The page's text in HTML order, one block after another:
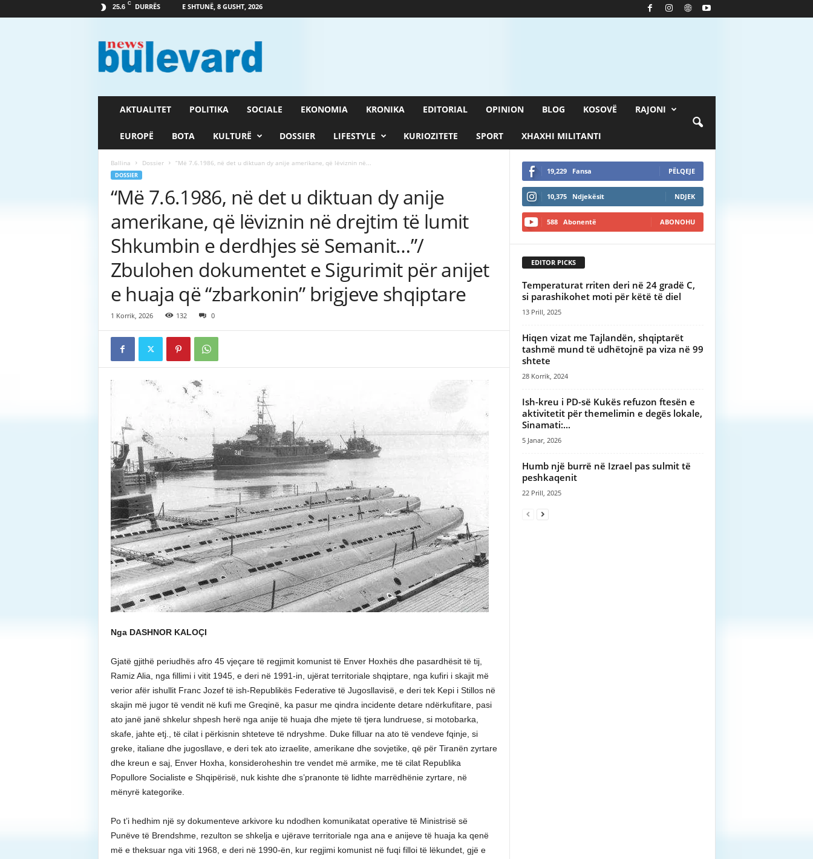
25.6 C DURRËS E SHTUNË, 8 GUSHT, 2026
a
AKTUALITET POLITIKA SOCIALE EKONOMIA KRONIKA EDITORIAL OPINION BLOG KOSOVË RAJONI
EUROPË BOTA KULTURË DOSSIER LIFESTYLE KURIOZITETE SPORT XHAXHI MILITANTI
Ballina Dossier “Më 7.6.1986, në det u diktuan dy anije amerikane, që lëviznin në...
DOSSIER
“Më 7.6.1986, në det u diktuan dy anije
amerikane, që lëviznin në drejtim të lumit
Shkumbin e derdhjes së Semanit…”/
Zbulohen dokumentet e Sigurimit për anijet
e huaja që “zbarkonin” brigjeve shqiptare
1 Korrik, 2026 132 0
Nga DASHNOR KALOÇI
Gjatë gjithë periudhës afro 45 vjeçare të regjimit komunist të Enver Hoxhës dhe pasardhësit të tij,
Ramiz Alia, nga fillimi i vitit 1945, e deri në 1991-in, ujërat territoriale shqiptare, nga kufiri i skajit më
verior afër ishullit Franc Jozef të ish-Republikës Federative të Jugosllavisë, e deri tek Kepi i Stillos në
skajin më jugor të vendit në kufi me Greqinë, ka pasur me qindra incidente detare ndërkufitare, pasi
ato janë janë shkelur shpesh herë nga anije të huaja dhe mjete të tjera lundruese, si motobarka,
skafe, jahte etj., të cilat i përkisnin shteteve të ndryshme. Duke filluar na ato të vendeve fqinje, si
greke, italiane dhe jugosllave, e deri tek ato izraelite, amerikane dhe sovjetike, që për Tiranën zyrtare
dhe kreun e saj, Enver Hoxha, konsideroheshin tre vendet më armike, me të cilat Republika
Popullore Socialiste e Shqipërisë, nuk kishte dhe s’pranonte të lidhte marrëdhënie zyrtare, në
mënyrë kategorike.
Po t’i hedhim një sy dokumenteve arkivore ku ndodhen komunikatat operative të Ministrisë së
Punëve të Brendshme, rezulton se shkelja e ujërave territoriale nga ana e anijeve të huaja ka qenë
më e theksuar nga viti 1968, e deri në 1990-ën, kur regjimi komunist në fuqi filloi të lëkundet, gjë e
19,229 Fansa PËLQEJE
10,375 Ndjekësit NDJEK
588 Abonentë ABONOHU
EDITOR PICKS
Temperaturat rriten deri në 24 gradë C,
si parashikohet moti për këtë të diel
13 Prill, 2025
Hiqen vizat me Tajlandën, shqiptarët
tashmë mund të udhëtojnë pa viza në 99
shtete
28 Korrik, 2024
Ish-kreu i PD-së Kukës refuzon ftesën e
aktivitetit për themelimin e degës lokale,
Sinamati:...
5 Janar, 2026
​Humb një burrë në Izrael pas sulmit të
peshkaqenit
22 Prill, 2025